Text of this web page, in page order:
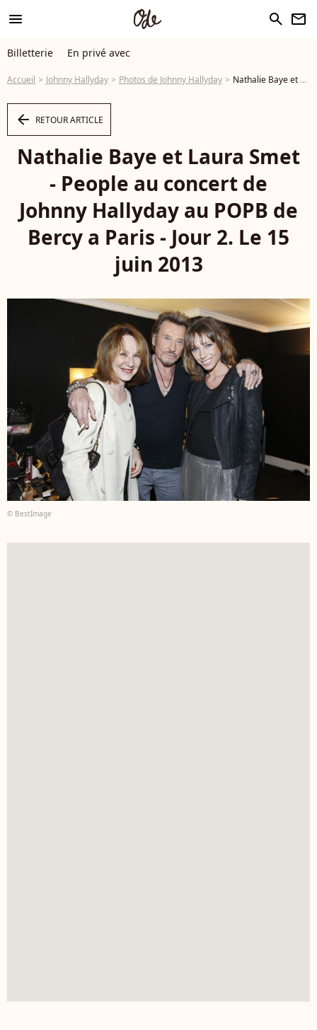
menu search newsletter
Billetterie En privé avec
Accueil Johnny Hallyday Photos de Johnny Hallyday Nathalie Baye et Laura Smet - People au concert de Johnny Hallyday au POPB de Bercy a Paris - Jour 2. Le 15 juin 2013 - Photo
arrow_left RETOUR ARTICLE
Nathalie Baye et Laura Smet
- People au concert de
Johnny Hallyday au POPB de
Bercy a Paris - Jour 2. Le 15
juin 2013
© BestImage